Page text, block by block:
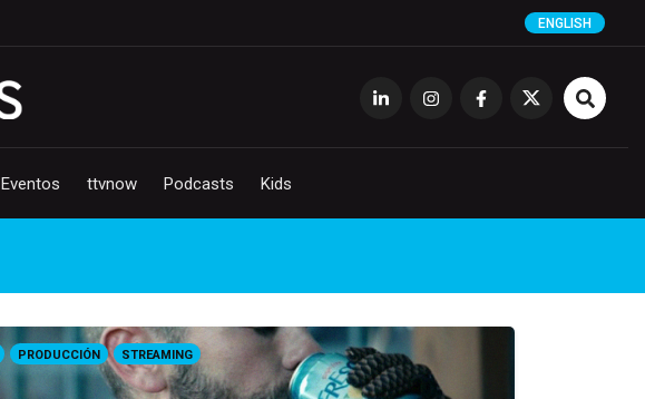
ENGLISH
Eventos ttvnow Podcasts Kids
PRODUCCIÓN STREAMING